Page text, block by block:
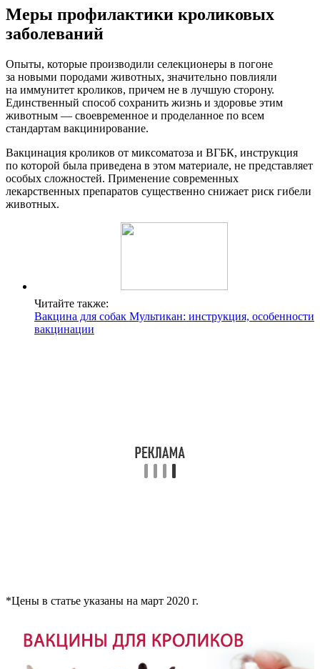
Меры профилактики кроликовых
заболеваний
Опыты, которые производили селекционеры в погоне
за новыми породами животных, значительно повлияли
на иммунитет кроликов, причем не в лучшую сторону.
Единственный способ сохранить жизнь и здоровье этим
животным — своевременное и проделанное по всем
стандартам вакцинирование.
Вакцинация кроликов от миксоматоза и ВГБК, инструкция
по которой была приведена в этом материале, не представляет
особых сложностей. Применение современных
лекарственных препаратов существенно снижает риск гибели
животных.
Читайте также:
Вакцина для собак Мультикан: инструкция, особенности
вакцинации
*Цены в статье указаны на март 2020 г.